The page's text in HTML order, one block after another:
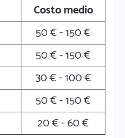
Costo medio
50 € - 150 €
50 € - 150 €
30 € - 100 €
50 € - 150 €
20 € - 60 €